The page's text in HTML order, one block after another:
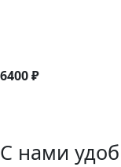
6400 ₽
С нами